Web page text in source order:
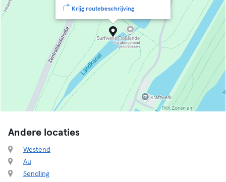
Krijg routebeschrijving
Andere locaties
Westend
Au
Sendling